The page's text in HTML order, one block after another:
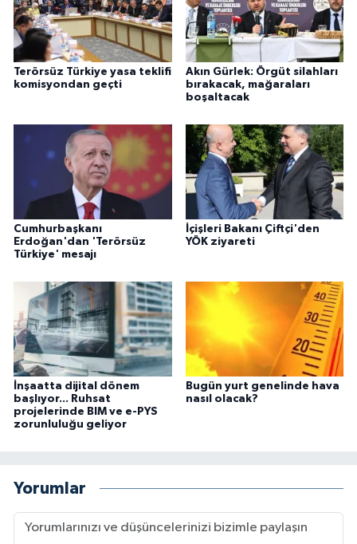
Terörsüz Türkiye yasa teklifi
komisyondan geçti
Akın Gürlek: Örgüt silahları
bırakacak, mağaraları
boşaltacak
Cumhurbaşkanı
Erdoğan'dan 'Terörsüz
Türkiye' mesajı
İçişleri Bakanı Çiftçi'den
YÖK ziyareti
İnşaatta dijital dönem
başlıyor... Ruhsat
projelerinde BIM ve e-PYS
zorunluluğu geliyor
Bugün yurt genelinde hava
nasıl olacak?
Yorumlar